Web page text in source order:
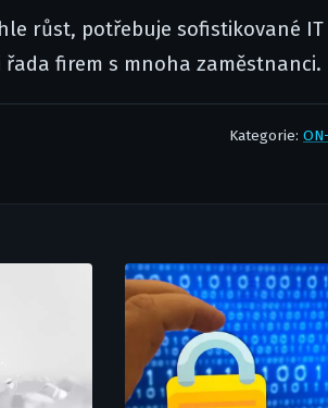
růst, potřebuje sofistikované IT
firem s mnoha zaměstnanci.
Kategorie: